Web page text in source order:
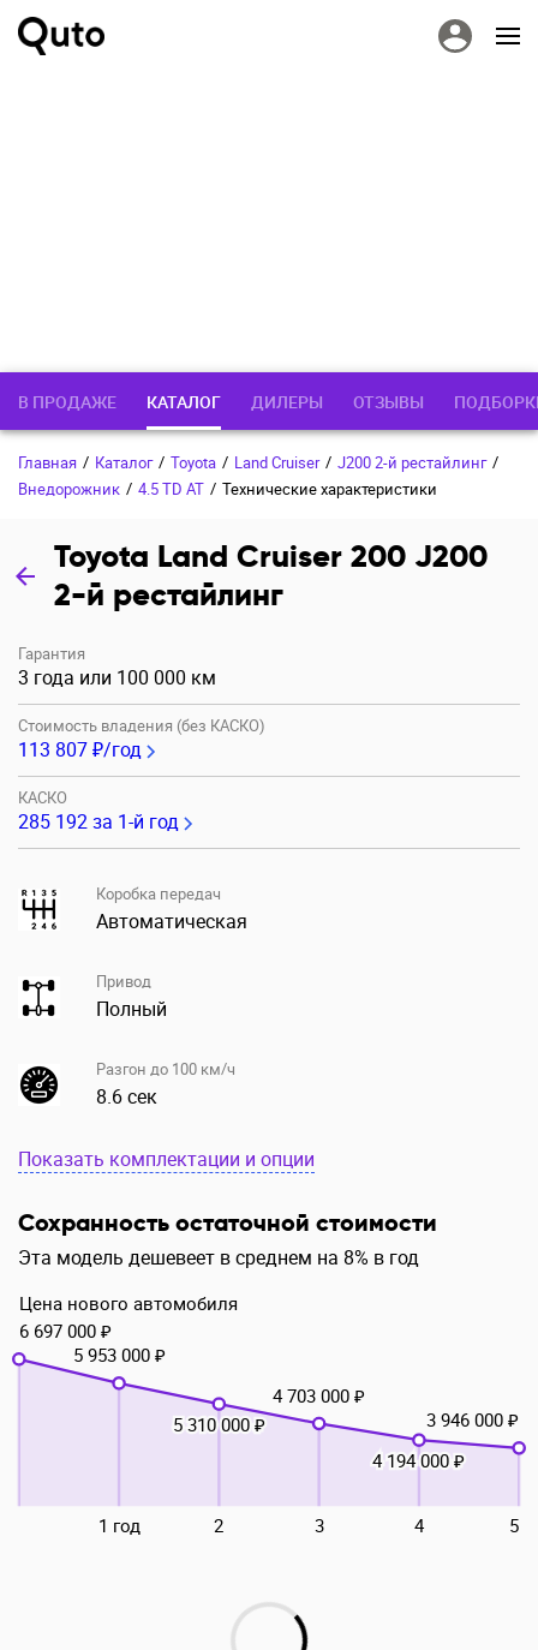
В ПРОДАЖЕ КАТАЛОГ ДИЛЕРЫ ОТЗЫВЫ
Главная / Каталог / Toyota / Land Cruiser / J200 2-й рестайлинг /
Внедорожник / 4.5 TD AT / Технические характеристики
Toyota Land Cruiser 200 J200
2-й рестайлинг
Гарантия
3 года или 100 000 км
Стоимость владения (без КАСКО)
113 807 ₽/год
КАСКО
285 192за 1-й год
Коробка передач
Автоматическая
Привод
Полный
Разгон до 100 км/ч
8.6 сек
Показать комплектации и опции
Сохранность остаточной стоимости
Эта модель дешевеет в среднем на 8% в год
1 год 2 3 4 5
Цена нового автомобиля
6 697 000 ₽
5 953 000 ₽
5 310 000 ₽
4 703 000 ₽
4 194 000 ₽
3 946 000 ₽